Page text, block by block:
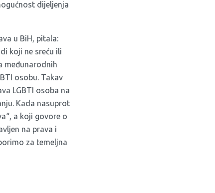
dijeljenja
u BiH, pitala:
koji ne sreću ili
međunarodnih
osobu. Takav
LGBTI osoba na
Kada nasuprot
a koji govore o
na prava i
za temeljna